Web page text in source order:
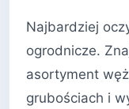
Najbardziej
ogrodnicze.
asortyment
grubościach i